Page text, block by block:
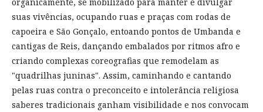
suas vivências, ocupando ruas e praças com rodas de
capoeira e São Gonçalo, entoando pontos de Umbanda e
cantigas de Reis, dançando embalados por ritmos afro e
criando complexas coreografias que remodelam as
"quadrilhas juninas". Assim, caminhando e cantando
pelas ruas contra o preconceito e intolerância religiosa
saberes tradicionais ganham visibilidade e nos convocam